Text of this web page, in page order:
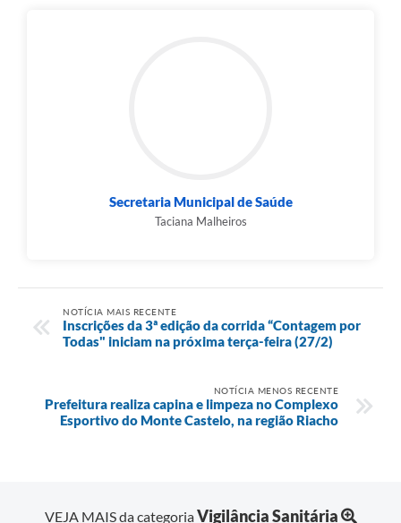
Secretaria Municipal de Saúde
Taciana Malheiros
NOTÍCIA MAIS RECENTE
Inscrições da 3ª edição da corrida “Contagem por
Todas" iniciam na próxima terça-feira (27/2)
NOTÍCIA MENOS RECENTE
Prefeitura realiza capina e limpeza no Complexo
Esportivo do Monte Castelo, na região Riacho
VEJA MAIS da categoriaVigilância Sanitária